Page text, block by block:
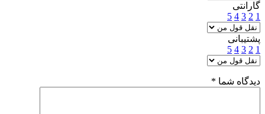
گارانتی
1
2
3
4
5
پشتیبانی
1
2
3
4
5
دیدگاه شما *